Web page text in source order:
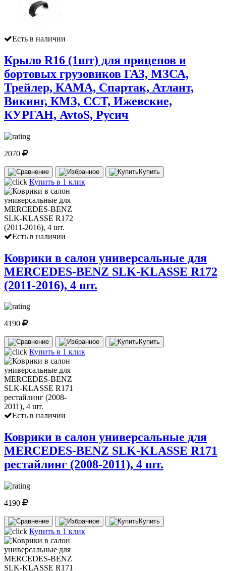
Есть в наличии
Крыло R16 (1шт) для прицепов и
бортовых грузовиков ГАЗ, МЗСА,
Трейлер, КАМА, Спартак, Атлант,
Викинг, КМЗ, ССТ, Ижевские,
КУРГАН, AvtoS, Русич
2070
Купить
Купить в 1 клик
Есть в наличии
Коврики в салон универсальные для
MERCEDES-BENZ SLK-KLASSE R172
(2011-2016), 4 шт.
4190
Купить
Купить в 1 клик
Есть в наличии
Коврики в салон универсальные для
MERCEDES-BENZ SLK-KLASSE R171
рестайлинг (2008-2011), 4 шт.
4190
Купить
Купить в 1 клик